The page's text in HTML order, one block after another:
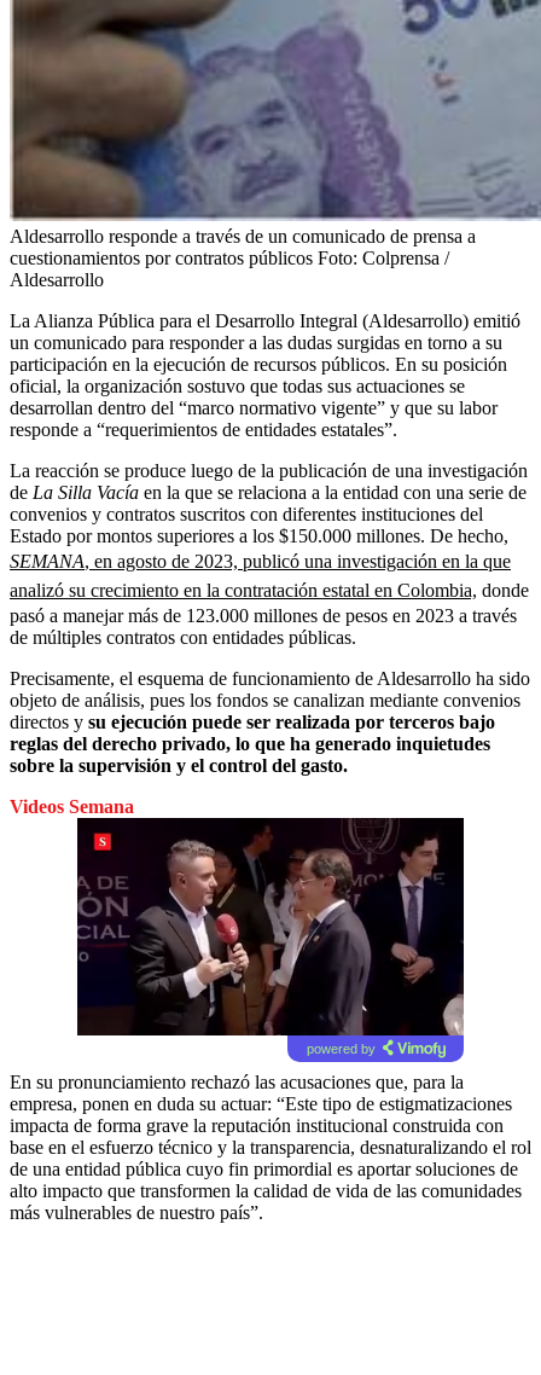
Aldesarrollo responde a través de un comunicado de prensa a
cuestionamientos por contratos públicos Foto: Colprensa /
Aldesarrollo
La Alianza Pública para el Desarrollo Integral (Aldesarrollo) emitió
un comunicado para responder a las dudas surgidas en torno a su
participación en la ejecución de recursos públicos. En su posición
oficial, la organización sostuvo que todas sus actuaciones se
desarrollan dentro del “marco normativo vigente” y que su labor
responde a “requerimientos de entidades estatales”.
La reacción se produce luego de la publicación de una investigación
de La Silla Vacía en la que se relaciona a la entidad con una serie de
convenios y contratos suscritos con diferentes instituciones del
Estado por montos superiores a los $150.000 millones. De hecho,
SEMANA, en agosto de 2023, publicó una investigación en la que
analizó su crecimiento en la contratación estatal en Colombia, donde
pasó a manejar más de 123.000 millones de pesos en 2023 a través
de múltiples contratos con entidades públicas.
Precisamente, el esquema de funcionamiento de Aldesarrollo ha sido
objeto de análisis, pues los fondos se canalizan mediante convenios
directos y su ejecución puede ser realizada por terceros bajo
reglas del derecho privado, lo que ha generado inquietudes
sobre la supervisión y el control del gasto.
Videos Semana
powered by
En su pronunciamiento rechazó las acusaciones que, para la
empresa, ponen en duda su actuar: “Este tipo de estigmatizaciones
impacta de forma grave la reputación institucional construida con
base en el esfuerzo técnico y la transparencia, desnaturalizando el rol
de una entidad pública cuyo fin primordial es aportar soluciones de
alto impacto que transformen la calidad de vida de las comunidades
más vulnerables de nuestro país”.